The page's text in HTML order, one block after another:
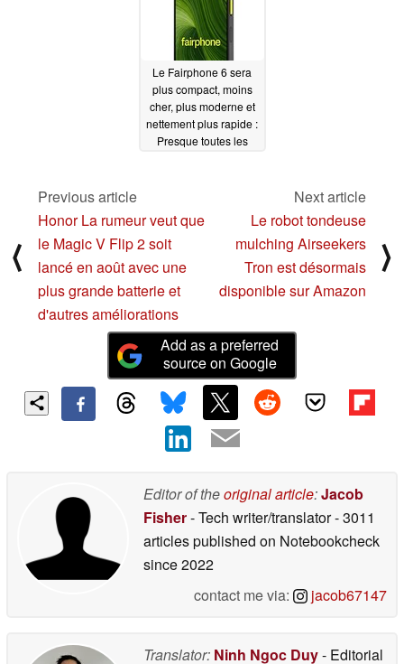
Le Fairphone 6 sera
plus compact, moins
cher, plus moderne et
nettement plus rapide :
Presque toutes les
⟨
Previous article
Honor La rumeur veut que
le Magic V Flip 2 soit
lancé en août avec une
plus grande batterie et
d'autres améliorations
Next article
Le robot tondeuse
mulching Airseekers
Tron est désormais
disponible sur Amazon
⟩
Add as a preferred
source on Google
Editor of theoriginal article:Jacob
Fisher- Tech writer/translator- 3011
articles published on Notebookcheck
since 2022
contact me via:
jacob67147
Translator: Ninh Ngoc Duy- Editorial